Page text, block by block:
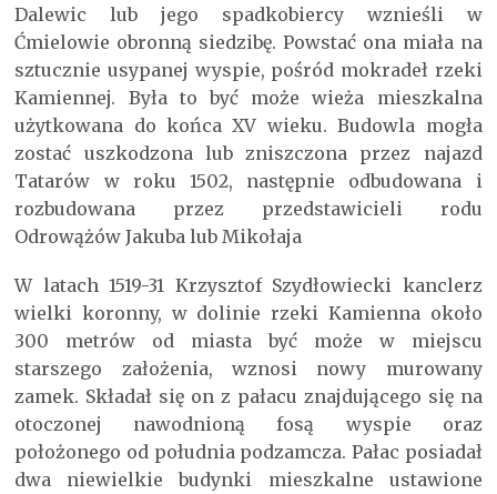
Dalewic lub jego spadkobiercy wznieśli w
Ćmielowie obronną siedzibę. Powstać ona miała na
sztucznie usypanej wyspie, pośród mokradeł rzeki
Kamiennej. Była to być może wieża mieszkalna
użytkowana do końca XV wieku. Budowla mogła
zostać uszkodzona lub zniszczona przez najazd
Tatarów w roku 1502, następnie odbudowana i
rozbudowana przez przedstawicieli rodu
Odrowążów Jakuba lub Mikołaja
W latach 1519-31 Krzysztof Szydłowiecki kanclerz
wielki koronny, w dolinie rzeki Kamienna około
300 metrów od miasta być może w miejscu
starszego założenia, wznosi nowy murowany
zamek. Składał się on z pałacu znajdującego się na
otoczonej nawodnioną fosą wyspie oraz
położonego od południa podzamcza. Pałac posiadał
dwa niewielkie budynki mieszkalne ustawione